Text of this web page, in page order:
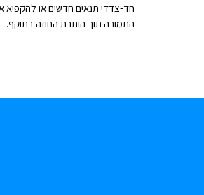
חד-צדדי תנאים חדשים או להקפיא
התמורה תוך הותרת החוזה בתוקף.